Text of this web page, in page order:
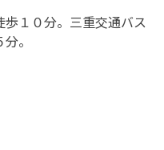
歩１０分。 三重交通バス
。